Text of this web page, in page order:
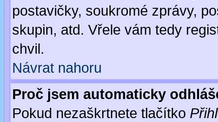
postavičky, soukromé zprávy,
skupin, atd. Vřele vám tedy
chvil.
Návrat nahoru
Proč jsem automaticky
Pokud nezaškrtnete tlačítko